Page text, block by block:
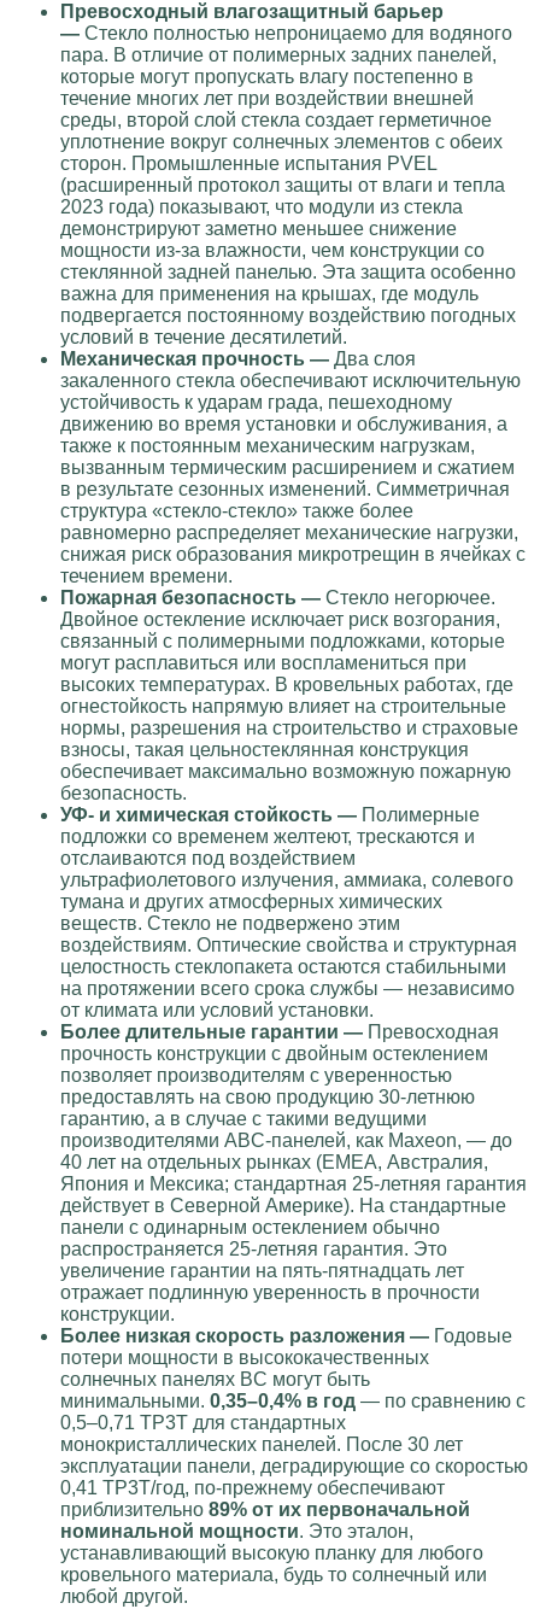
Превосходный влагозащитный барьер
— Стекло полностью непроницаемо для водяного
пара. В отличие от полимерных задних панелей,
которые могут пропускать влагу постепенно в
течение многих лет при воздействии внешней
среды, второй слой стекла создает герметичное
уплотнение вокруг солнечных элементов с обеих
сторон. Промышленные испытания PVEL
(расширенный протокол защиты от влаги и тепла
2023 года) показывают, что модули из стекла
демонстрируют заметно меньшее снижение
мощности из-за влажности, чем конструкции со
стеклянной задней панелью. Эта защита особенно
важна для применения на крышах, где модуль
подвергается постоянному воздействию погодных
условий в течение десятилетий.
Механическая прочность — Два слоя
закаленного стекла обеспечивают исключительную
устойчивость к ударам града, пешеходному
движению во время установки и обслуживания, а
также к постоянным механическим нагрузкам,
вызванным термическим расширением и сжатием
в результате сезонных изменений. Симметричная
структура «стекло-стекло» также более
равномерно распределяет механические нагрузки,
снижая риск образования микротрещин в ячейках с
течением времени.
Пожарная безопасность — Стекло негорючее.
Двойное остекление исключает риск возгорания,
связанный с полимерными подложками, которые
могут расплавиться или воспламениться при
высоких температурах. В кровельных работах, где
огнестойкость напрямую влияет на строительные
нормы, разрешения на строительство и страховые
взносы, такая цельностеклянная конструкция
обеспечивает максимально возможную пожарную
безопасность.
УФ- и химическая стойкость — Полимерные
подложки со временем желтеют, трескаются и
отслаиваются под воздействием
ультрафиолетового излучения, аммиака, солевого
тумана и других атмосферных химических
веществ. Стекло не подвержено этим
воздействиям. Оптические свойства и структурная
целостность стеклопакета остаются стабильными
на протяжении всего срока службы — независимо
от климата или условий установки.
Более длительные гарантии — Превосходная
прочность конструкции с двойным остеклением
позволяет производителям с уверенностью
предоставлять на свою продукцию 30-летнюю
гарантию, а в случае с такими ведущими
производителями ABC-панелей, как Maxeon, — до
40 лет на отдельных рынках (EMEA, Австралия,
Япония и Мексика; стандартная 25-летняя гарантия
действует в Северной Америке). На стандартные
панели с одинарным остеклением обычно
распространяется 25-летняя гарантия. Это
увеличение гарантии на пять-пятнадцать лет
отражает подлинную уверенность в прочности
конструкции.
Более низкая скорость разложения — Годовые
потери мощности в высококачественных
солнечных панелях BC могут быть
минимальными. 0,35–0,4% в год — по сравнению с
0,5–0,71 TP3T для стандартных
монокристаллических панелей. После 30 лет
эксплуатации панели, деградирующие со скоростью
0,41 TP3T/год, по-прежнему обеспечивают
приблизительно 89% от их первоначальной
номинальной мощности. Это эталон,
устанавливающий высокую планку для любого
кровельного материала, будь то солнечный или
любой другой.